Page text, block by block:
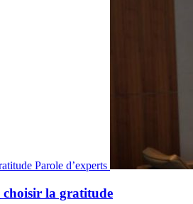
Parole d’experts
la gratitude